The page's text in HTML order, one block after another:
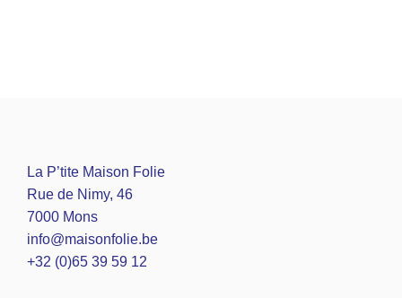
La P’tite Maison Folie
Rue de Nimy, 46
7000 Mons
info@maisonfolie.be
+32 (0)65 39 59 12